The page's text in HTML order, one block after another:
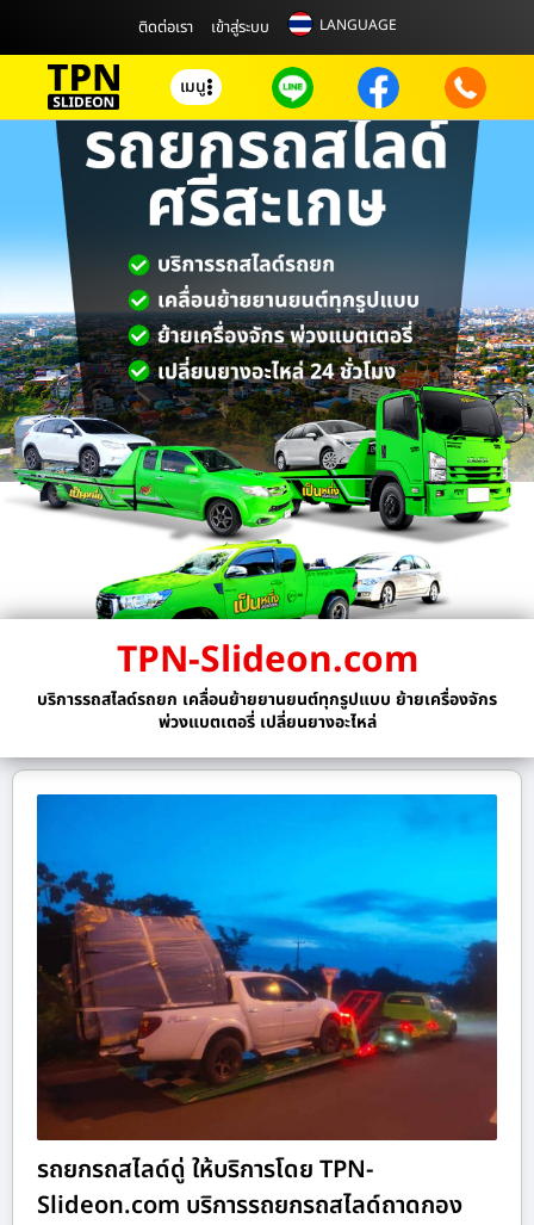
ติดต่อเรา เข้าสู่ระบบ LANGUAGE
เมนู
TPN-Slideon.com
บริการรถสไลด์รถยก เคลื่อนย้ายยานยนต์ทุกรูปแบบ ย้ายเครื่องจักร
พ่วงแบตเตอรี่ เปลี่ยนยางอะไหล่
รถยกรถสไลด์ดู่ ให้บริการโดย TPN-
Slideon.com บริการรถยกรถสไลด์ถาดกอง